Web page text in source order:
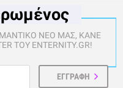
ΝΕΟ ΜΑΣ, ΚΑΝΕ
ΤΟΥ ENTERNITY.GR!